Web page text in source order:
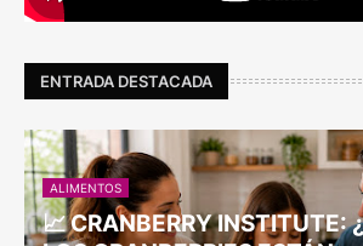
ENTRADA DESTACADA
ALIMENTOS
📈 CRANBERRY INSTITUTE: